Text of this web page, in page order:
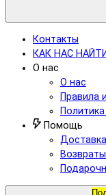
Контакты
КАК НАС
О нас
О нас
Правила
Помощь
Доставка
Возвраты